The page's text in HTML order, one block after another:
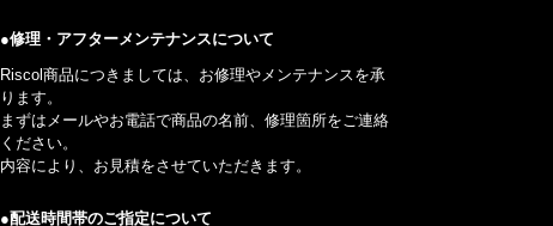
●修理・アフターメンテナンスについて
Riscol商品につきましては、お修理やメンテナンスを承
ります。
まずはメールやお電話で商品の名前、修理箇所をご連絡
ください。
内容により、お見積をさせていただきます。
●配送時間帯のご指定について